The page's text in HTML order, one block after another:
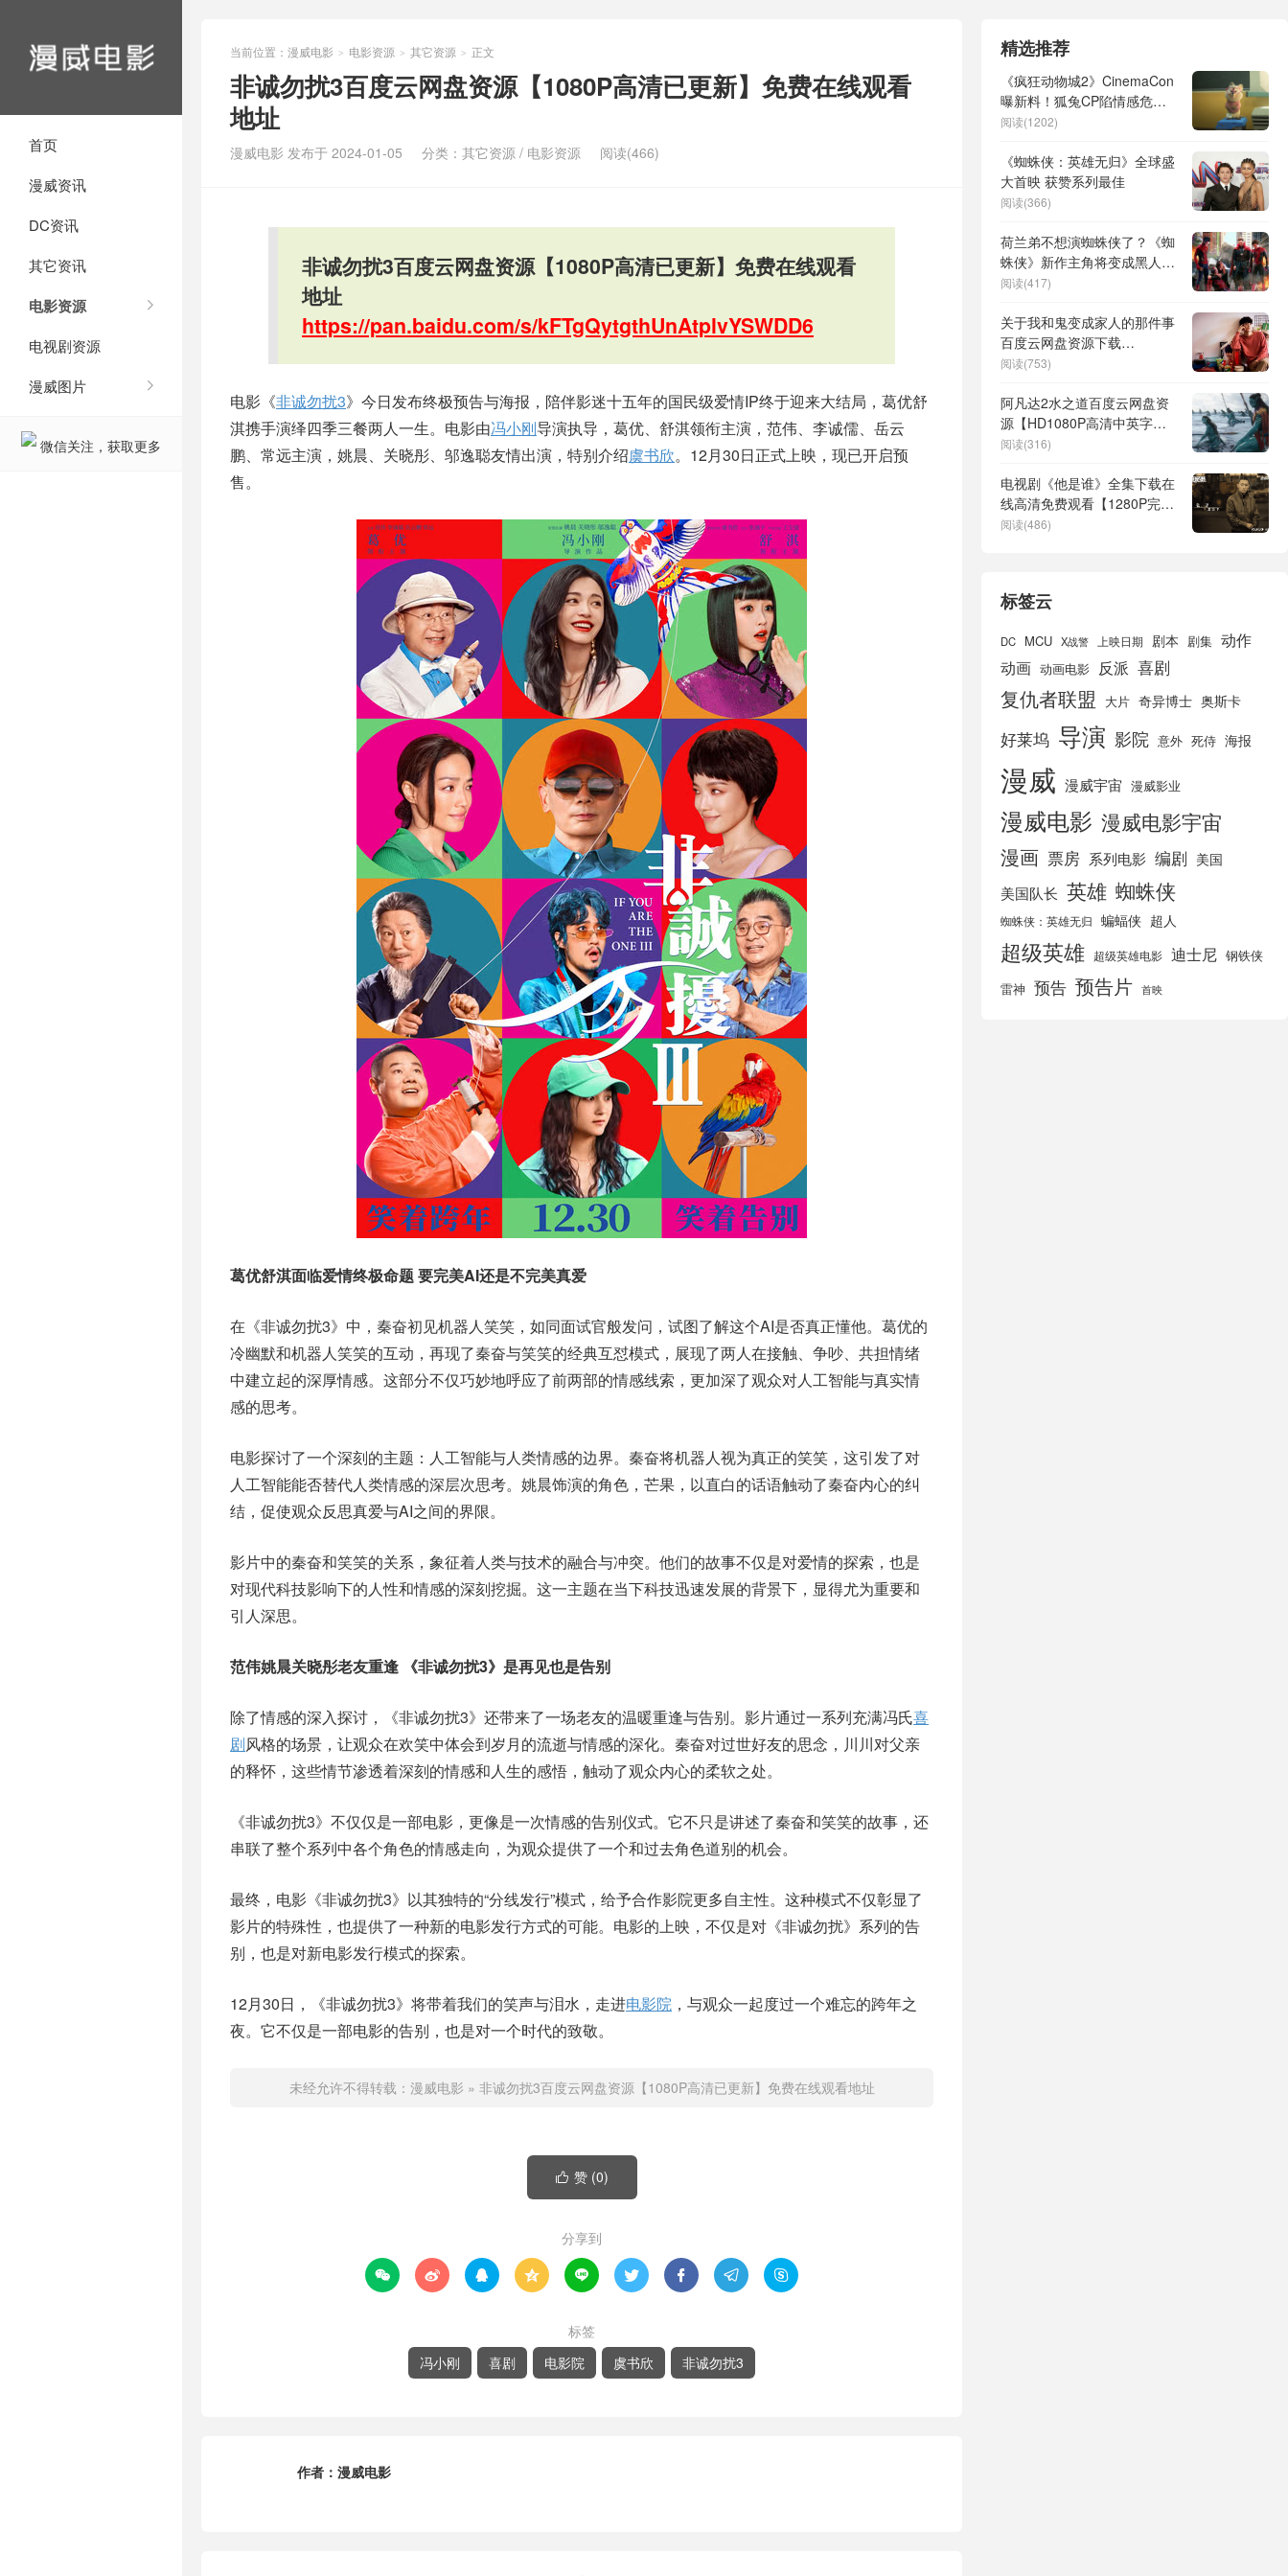
首页
漫威资讯
DC资讯
其它资讯
电影资源
电视剧资源
漫威图片
微信关注，获取更多
当前位置： 漫威电影 > 电影资源 > 其它资源 > 正文
非诚勿扰3百度云网盘资源【1080P高清已更新】免费在线观看
地址
漫威电影 发布于 2024-01-05 分类： 其它资源 / 电影资源 阅读(466)
非诚勿扰3百度云网盘资源【1080P高清已更新】免费在线观看
地址
https://pan.baidu.com/s/kFTgQytgthUnAtplvYSWDD6
电影《非诚勿扰3》今日发布终极预告与海报，陪伴影迷十五年的国民级爱情IP终于迎来大结局，葛优舒
淇携手演绎四季三餐两人一生。电影由冯小刚导演执导，葛优、舒淇领衔主演，范伟、李诚儒、岳云
鹏、常远主演，姚晨、关晓彤、邬逸聪友情出演，特别介绍虞书欣。12月30日正式上映，现已开启预
售。
葛优舒淇面临爱情终极命题 要完美AI还是不完美真爱
在《非诚勿扰3》中，秦奋初见机器人笑笑，如同面试官般发问，试图了解这个AI是否真正懂他。葛优的
冷幽默和机器人笑笑的互动，再现了秦奋与笑笑的经典互怼模式，展现了两人在接触、争吵、共担情绪
中建立起的深厚情感。这部分不仅巧妙地呼应了前两部的情感线索，更加深了观众对人工智能与真实情
感的思考。
电影探讨了一个深刻的主题：人工智能与人类情感的边界。秦奋将机器人视为真正的笑笑，这引发了对
人工智能能否替代人类情感的深层次思考。姚晨饰演的角色，芒果，以直白的话语触动了秦奋内心的纠
结，促使观众反思真爱与AI之间的界限。
影片中的秦奋和笑笑的关系，象征着人类与技术的融合与冲突。他们的故事不仅是对爱情的探索，也是
对现代科技影响下的人性和情感的深刻挖掘。这一主题在当下科技迅速发展的背景下，显得尤为重要和
引人深思。
范伟姚晨关晓彤老友重逢 《非诚勿扰3》是再见也是告别
除了情感的深入探讨，《非诚勿扰3》还带来了一场老友的温暖重逢与告别。影片通过一系列充满冯氏喜
剧风格的场景，让观众在欢笑中体会到岁月的流逝与情感的深化。秦奋对过世好友的思念，川川对父亲
的释怀，这些情节渗透着深刻的情感和人生的感悟，触动了观众内心的柔软之处。
《非诚勿扰3》不仅仅是一部电影，更像是一次情感的告别仪式。它不只是讲述了秦奋和笑笑的故事，还
串联了整个系列中各个角色的情感走向，为观众提供了一个和过去角色道别的机会。
最终，电影《非诚勿扰3》以其独特的“分线发行”模式，给予合作影院更多自主性。这种模式不仅彰显了
影片的特殊性，也提供了一种新的电影发行方式的可能。电影的上映，不仅是对《非诚勿扰》系列的告
别，也是对新电影发行模式的探索。
12月30日，《非诚勿扰3》将带着我们的笑声与泪水，走进电影院 ，与观众一起度过一个难忘的跨年之
夜。它不仅是一部电影的告别，也是对一个时代的致敬。
未经允许不得转载： 漫威电影 » 非诚勿扰3百度云网盘资源【1080P高清已更新】免费在线观看地址
 赞 (0)
分享到
        
标签
冯小刚
喜剧 电影院 虞书欣 非诚勿扰3
作者： 漫威电影
精选推荐
《疯狂动物城2》CinemaCon
曝新料！狐兔CP陷情感危机
引爆动物城
阅读(1202)
《蜘蛛侠：英雄无归》全球盛
大首映 获赞系列最佳
阅读(366)
荷兰弟不想演蜘蛛侠了？《蜘
蛛侠》新作主角将变成黑人，
来自其他平行宇宙
阅读(417)
关于我和鬼变成家人的那件事
百度云网盘资源下载
【BD1080P/3.9G-MKV高
阅读(753)
阿凡达2水之道百度云网盘资
源【HD1080P高清中英字
幕】在线观看
阅读(316)
电视剧《他是谁》全集下载在
线高清免费观看【1280P完整
版】迅雷网盘资源
阅读(486)
标签云
DC MCU X战警 上映日期 剧本 剧集 动作
动画 动画电影 反派 喜剧
复仇者联盟 大片 奇异博士 奥斯卡
好莱坞 导演 影院 意外 死侍 海报
漫威 漫威宇宙 漫威影业
漫威电影 漫威电影宇宙
漫画 票房 系列电影 编剧 美国
美国队长 英雄 蜘蛛侠
蜘蛛侠：英雄无归 蝙蝠侠 超人
超级英雄 超级英雄电影 迪士尼 钢铁侠
雷神 预告 预告片 首映